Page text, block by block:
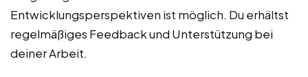
Entwicklungsperspektiven ist möglich. Du erhältst
regelmäßiges Feedback und Unterstützung bei
deiner Arbeit.